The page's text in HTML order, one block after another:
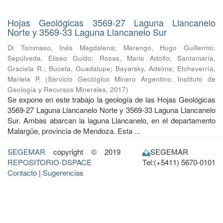
Hojas Geológicas 3569-27 Laguna Llancanelo
Norte y 3569-33 Laguna Llancanelo Sur
Di Tommaso, Inés Magdalena; Marengo, Hugo Guillermo;
Sepúlveda, Eliseo Guido; Rosas, Mario Adolfo;Santamaría,
Graciela R.; Buceta, Guadalupe; Bayarsky, Adelma; Etcheverría,
Mariela P. (Servicio Geológico Minero Argentino. Instituto de
Geología y Recursos Minerales, 2017)
Se expone en este trabajo la geología de las Hojas Geológicas
3569-27 Laguna Llancanelo Norte y 3569-33 Laguna Llancanelo
Sur. Ambas abarcan la laguna Llancanelo, en el departamento
Malargüe, provincia de Mendoza. Esta ...
SEGEMAR copyright © 2019
REPOSITORIO-DSPACE
Contacto | Sugerencias
SEGEMAR
Tel:(+5411) 5670-0101